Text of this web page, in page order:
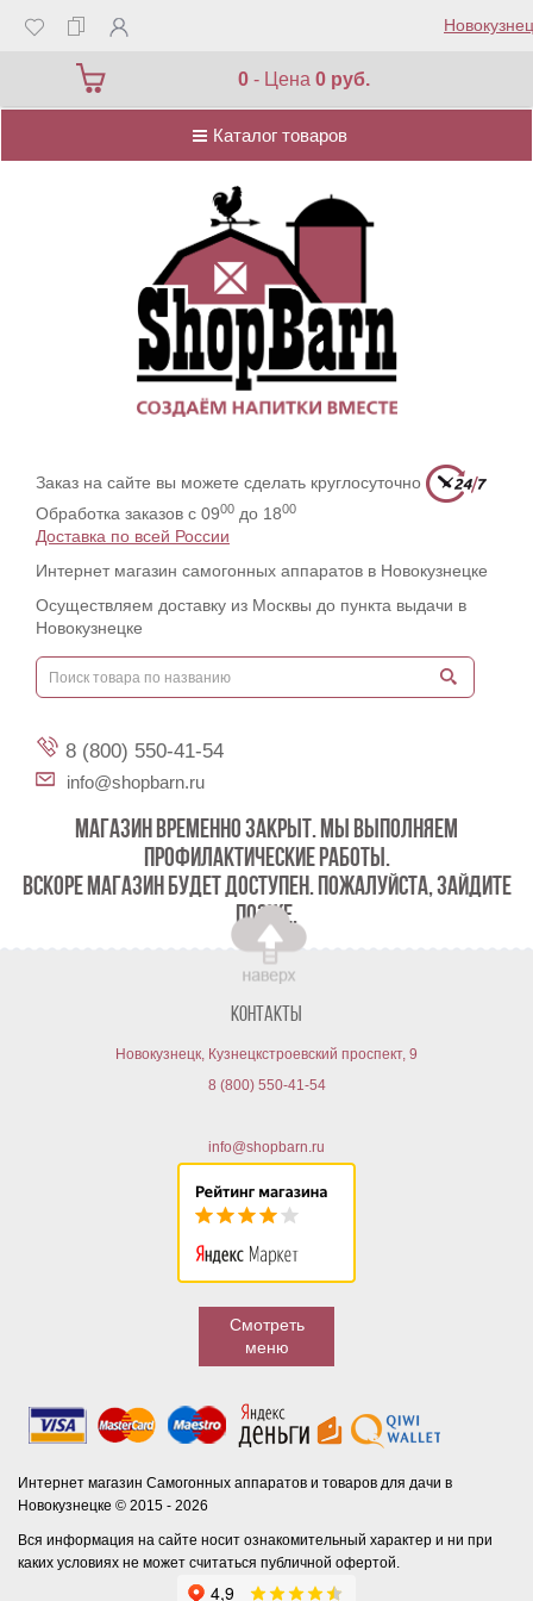
0 - Цена0 руб.
Каталог товаров
Каталог товаров
Заказ на сайте вы можете сделать круглосуточно
Обработка заказов с 0900 до 1800
Доставка по всей России
Интернет магазин самогонных аппаратов в Новокузнецке
Осуществляем доставку из Москвы до пункта выдачи в
Новокузнецке
8 (800) 550-41-54
info@shopbarn.ru
МАГАЗИН ВРЕМЕННО ЗАКРЫТ. МЫ ВЫПОЛНЯЕМ
ПРОФИЛАКТИЧЕСКИЕ РАБОТЫ.
ВСКОРЕ МАГАЗИН БУДЕТ ДОСТУПЕН. ПОЖАЛУЙСТА, ЗАЙДИТЕ
ПОЗЖЕ.
Контакты
Новокузнецк, Кузнецкстроевский проспект, 9
8 (800) 550-41-54
info@shopbarn.ru
Смотреть
меню
Интернет магазин Самогонных аппаратов и товаров для дачи в
Новокузнецке © 2015 - 2026
Вся информация на сайте носит ознакомительный характер и ни при
каких условиях не может считаться публичной офертой.